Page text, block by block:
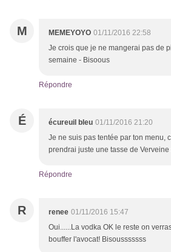
M MEMEYOYO 01/11/2016 22:58
Je crois que je ne mangerai pas de
semaine - Bisoous
Répondre
É écureuil bleu 01/11/2016 21:20
Je ne suis pas tentée par ton menu,
prendrai juste une tasse de
Répondre
R renee 01/11/2016 15:47
Oui......La vodka OK le reste on
bouffer l'avocat! Bisousssssss